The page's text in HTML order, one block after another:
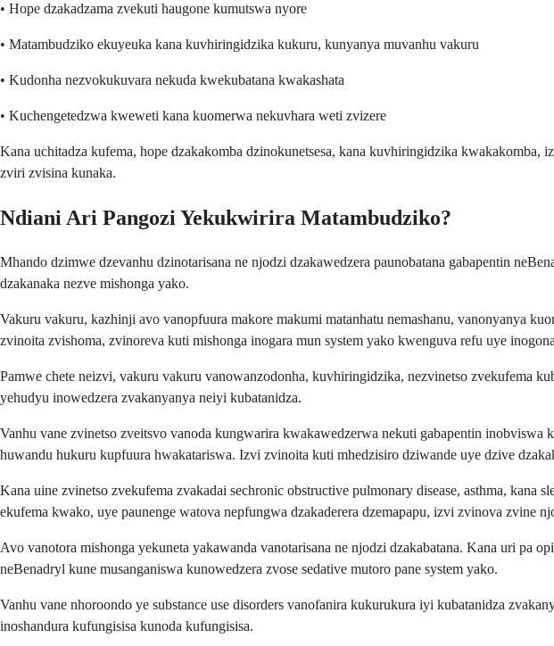
• Hope dzakadzama zvekuti haugone kumutswa nyore
• Matambudziko ekuyeuka kana kuvhiringidzika kukuru, kunyanya muvanhu vakuru
• Kudonha nezvokukuvara nekuda kwekubatana kwakashata
• Kuchengetedzwa kweweti kana kuomerwa nekuvhara weti zvizere
Kana uchitadza kufema, hope dzakakomba dzinokunetsesa, kana kuvhiringidzika
zviri zvisina kunaka.
Ndiani Ari Pangozi Yekukwirira Matambudziko?
Mhando dzimwe dzevanhu dzinotarisana ne njodzi dzakawedzera paunobatana gabapentin
dzakanaka nezve mishonga yako.
Vakuru vakuru, kazhinji avo vanopfuura makore makumi matanhatu nemashanu, vanonyanya
zvinoita zvishoma, zvinoreva kuti mishonga inogara mun system yako kwenguva refu uye
Pamwe chete neizvi, vakuru vakuru vanowanzodonha, kuvhiringidzika, nezvinetso zvekufema
yehudyu inowedzera zvakanyanya neiyi kubatanidza.
Vanhu vane zvinetso zveitsvo vanoda kungwarira kwakawedzerwa nekuti gabapentin
huwandu hukuru kupfuura hwakatariswa. Izvi zvinoita kuti mhedzisiro dziwande uye dzive
Kana uine zvinetso zvekufema zvakadai sechronic obstructive pulmonary disease, asthma,
ekufema kwako, uye paunenge watova nepfungwa dzakaderera dzemapapu, izvi zvinova zvine
Avo vanotora mishonga yekuneta yakawanda vanotarisana ne njodzi dzakabatana. Kana uri pa
neBenadryl kune musanganiswa kunowedzera zvose sedative mutoro pane system yako.
Vanhu vane nhoroondo ye substance use disorders vanofanira kukurukura iyi kubatanidza
inoshandura kufungisisa kunoda kufungisisa.